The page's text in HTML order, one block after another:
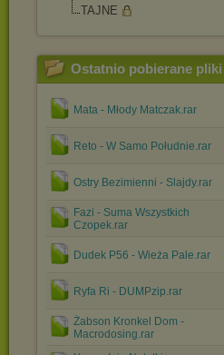
TAJNE
Ostatnio pobierane pliki
Mata - Młody Matczak.rar
Reto - W Samo Południe.rar
Ostry Bezimienni - Slajdy.rar
Fazi - Suma Wszystkich
Czopek.rar
Dudek P56 - Wieża Pale.rar
Ryfa Ri - DUMPzip.rar
Żabson Kronkel Dom -
Macrodosing.rar